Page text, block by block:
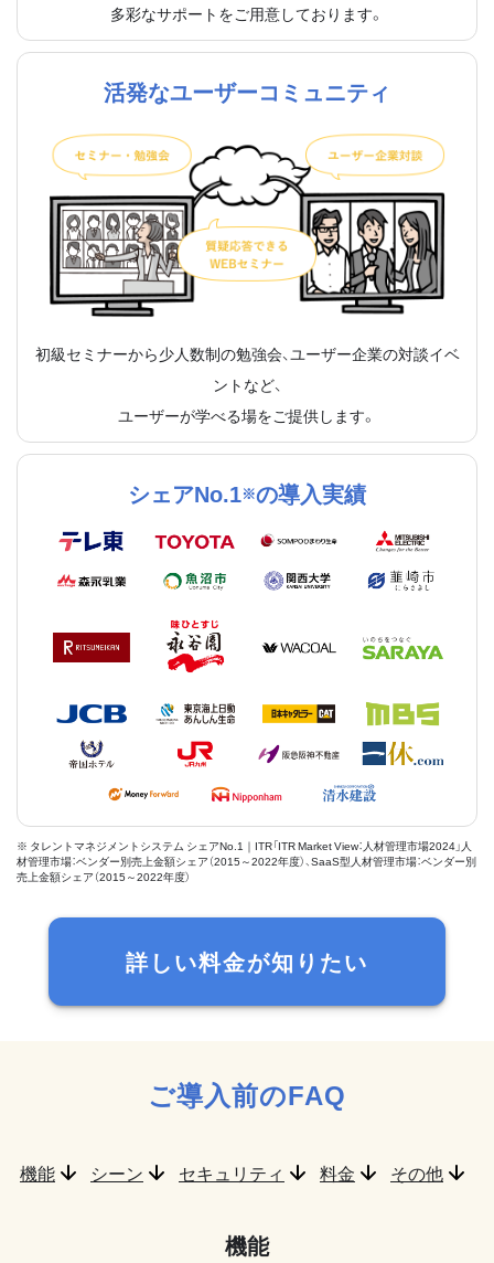
多彩なサポートをご用意しております。
活発なユーザーコミュニティ
初級セミナーから少人数制の勉強会、ユーザー企業の対談イベ
ントなど、
ユーザーが学べる場をご提供します。
シェアNo.1※の導入実績
※ タレントマネジメントシステム シェアNo.1｜ITR「ITR Market View：人材管理市場2024」人
材管理市場：ベンダー別売上金額シェア（2015～2022年度）、SaaS型人材管理市場：ベンダー別
売上金額シェア（2015～2022年度）
詳しい料金が知りたい
ご導入前のFAQ
機能 シーン セキュリティ 料金 その他
機能